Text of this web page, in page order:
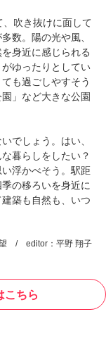
吹き抜けに面して
数。陽の光や風、
身近に感じられる
ゆったりとしてい
も過ごしやすそう
」など大きな公園
でしょう。はい、
暮らしをしたい？
浮かべそう。駅距
の移ろいを身近に
築も自然も、いつ
望 / editor：平野 翔子
こちら